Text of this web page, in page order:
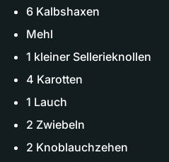
6 Kalbshaxen
Mehl
1 kleiner Sellerieknollen
4 Karotten
1 Lauch
2 Zwiebeln
2 Knoblauchzehen